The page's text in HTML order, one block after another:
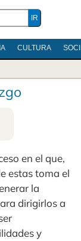
CULTURA
en el que,
estas toma el
la
dirigirlos a
y